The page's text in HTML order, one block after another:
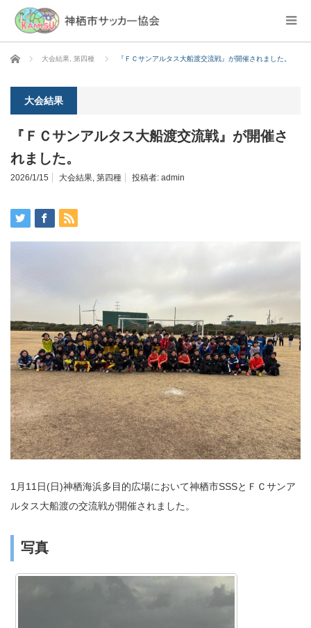
ホーム 大会結果 第四種 『ＦＣサンアルタス大船渡交流戦』が開催されました。
大会結果
『ＦＣサンアルタス大船渡交流戦』が開催さ
れました。
2026/1/15 大会結果, 第四種 投稿者: admin
1月11日(日)神栖海浜多目的広場において神栖市SSSとＦＣサンア
ルタス大船渡の交流戦が開催されました。
写真